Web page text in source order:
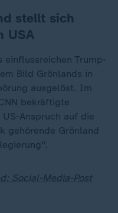
stellt sich
USA
einflussreichen Trump-
Bild Grönlands in
ausgelöst. Im
bekräftigte
Anspruch auf die
gehörende Grönland
Social-Media-Post